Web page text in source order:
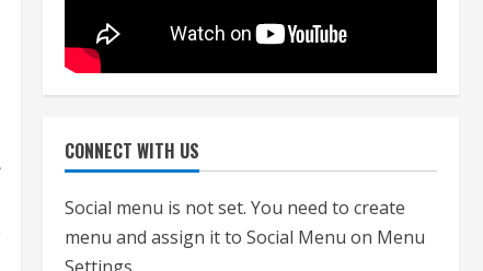
CONNECT WITH US
Social menu is not set. You need to create
menu and assign it to Social Menu on Menu
हाई-रिस्क इमारतों के ओसी में बड़ा
निधन
July 24, 2026